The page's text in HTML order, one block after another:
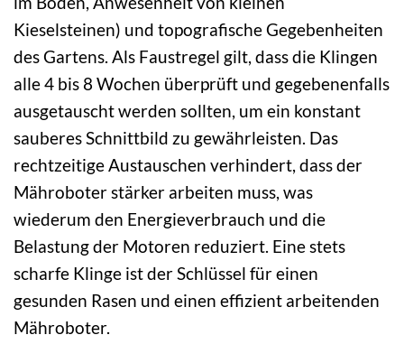
Kieselsteinen) und topografische Gegebenheiten
des Gartens. Als Faustregel gilt, dass die Klingen
alle 4 bis 8 Wochen überprüft und gegebenenfalls
ausgetauscht werden sollten, um ein konstant
sauberes Schnittbild zu gewährleisten. Das
rechtzeitige Austauschen verhindert, dass der
Mähroboter stärker arbeiten muss, was
wiederum den Energieverbrauch und die
Belastung der Motoren reduziert. Eine stets
scharfe Klinge ist der Schlüssel für einen
gesunden Rasen und einen effizient arbeitenden
Mähroboter.